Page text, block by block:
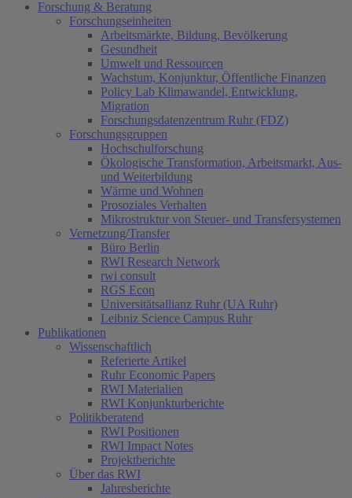
Forschung & Beratung
Forschungseinheiten
Arbeitsmärkte, Bildung, Bevölkerung
Gesundheit
Umwelt und Ressourcen
Wachstum, Konjunktur, Öffentliche Finanzen
Policy Lab Klimawandel, Entwicklung,
Migration
Forschungsdatenzentrum Ruhr (FDZ)
Forschungsgruppen
Hochschulforschung
Ökologische Transformation, Arbeitsmarkt, Aus-
und Weiterbildung
Wärme und Wohnen
Prosoziales Verhalten
Mikrostruktur von Steuer- und Transfersystemen
Vernetzung/Transfer
Büro Berlin
RWI Research Network
rwi consult
RGS Econ
Universitätsallianz Ruhr (UA Ruhr)
Leibniz Science Campus Ruhr
Publikationen
Wissenschaftlich
Referierte Artikel
Ruhr Economic Papers
RWI Materialien
RWI Konjunkturberichte
Politikberatend
RWI Positionen
RWI Impact Notes
Projektberichte
Über das RWI
Jahresberichte